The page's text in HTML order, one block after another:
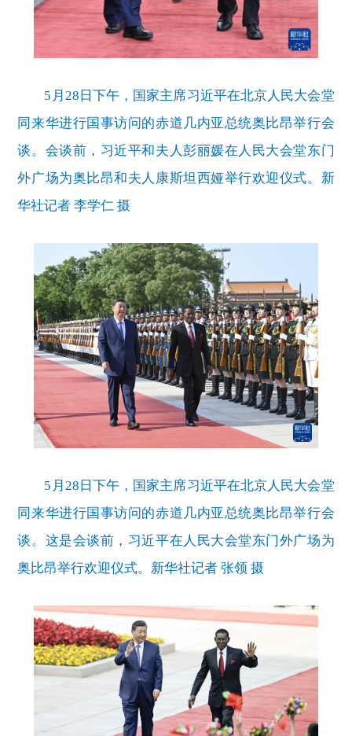
5月28日下午，国家主席习近平在北京人民大会堂
同来华进行国事访问的赤道几内亚总统奥比昂举行会
谈。会谈前，习近平和夫人彭丽媛在人民大会堂东门
外广场为奥比昂和夫人康斯坦西娅举行欢迎仪式。新
华社记者 李学仁 摄
5月28日下午，国家主席习近平在北京人民大会堂
同来华进行国事访问的赤道几内亚总统奥比昂举行会
谈。这是会谈前，习近平在人民大会堂东门外广场为
奥比昂举行欢迎仪式。新华社记者 张领 摄